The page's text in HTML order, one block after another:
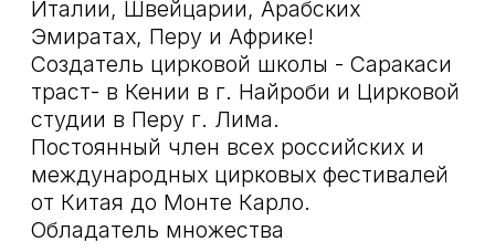
Наши партнеры